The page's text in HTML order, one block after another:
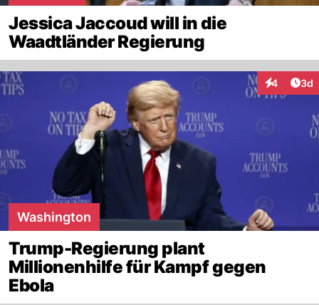
Jessica Jaccoud will in die
Waadtländer Regierung
4 3d
Washington
Trump-Regierung plant
Millionenhilfe für Kampf gegen
Ebola